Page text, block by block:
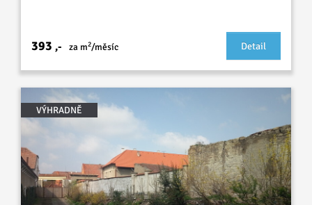
393 ,- za m2/měsíc Detail
VÝHRADNĚ